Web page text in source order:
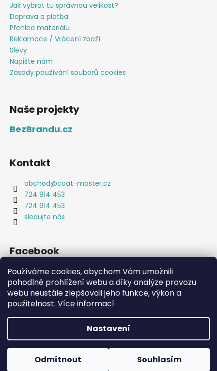
Používáme cookies, abychom Vám umožnili
pohodlné prohlížení webu a díky analýze provozu
webu neustále zlepšovali jeho funkce, výkon a
použitelnost. Více informací
Nastavení
Odmítnout Souhlasím
Jak vybrat tu správnou velikost?
Doprava a platba
Přehled materiálu
Reklamace / Vrácení zboží
Slevy
Napište nám
Zásady používání souborů cookies
Naše projekty
BezBrandu.cz
Kontakt
obchod@coat-master.cz
724 914 453
724 914 453
sledujte nás
Facebook
Coat-Master.cz Doplňky ve 100% kvalitě za 10% ceny
Copyright 2026Coat-Master.cz. Všechna práva